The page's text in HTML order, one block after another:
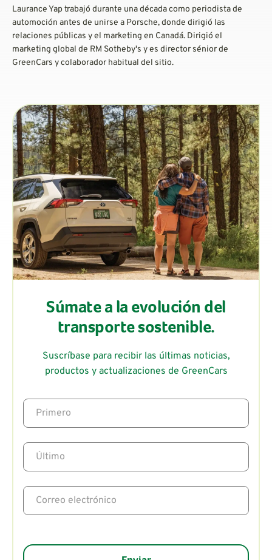
Laurance Yap trabajó durante una década como periodista de
automoción antes de unirse a Porsche, donde dirigió las
relaciones públicas y el marketing en Canadá. Dirigió el
marketing global de RM Sotheby's y es director sénior de
GreenCars y colaborador habitual del sitio.
Súmate a la evolución del
transporte sostenible.
Suscríbase para recibir las últimas noticias,
productos y actualizaciones de GreenCars